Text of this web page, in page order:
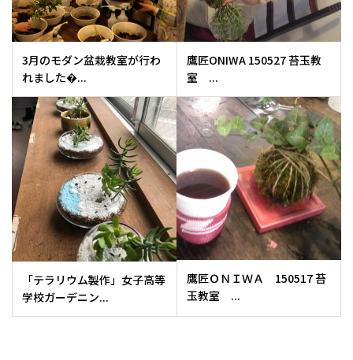
3月のモダン盆栽教室が行わ
れました�...
鷹匠ONIWA 150527 苔玉教
室 ...
「テラリウム製作」女子高等
学校ガーデニン...
鷹匠ＯＮＩＷＡ 150517 苔
玉教室 ...